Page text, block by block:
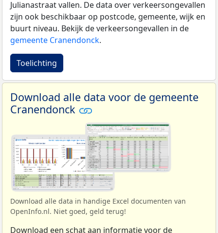
Julianastraat vallen. De data over verkeersongevallen
zijn ook beschikbaar op postcode, gemeente, wijk en
buurt niveau. Bekijk de verkeersongevallen in de
gemeente Cranendonck.
Toelichting
Download alle data voor de gemeente
Cranendonck
Download alle data in handige Excel documenten van
OpenInfo.nl. Niet goed, geld terug!
Download een schat aan informatie voor de